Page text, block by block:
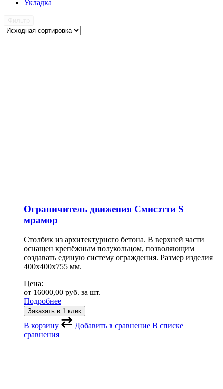
Укладка
Ограничитель движения Смисэтти S
мрамор
Столбик из архитектурного бетона. В верхней части
оснащен крепёжным полукольцом, позволяющим
создавать единую систему ограждения. Размер изделия
400х400х755 мм.
Цена:
от 16000,00 руб. за шт.
Подробнее
Заказать в 1 клик
В корзину Добавить в сравнение В списке
сравнения